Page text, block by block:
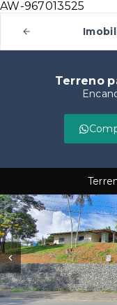
AW-967013525
Terreno